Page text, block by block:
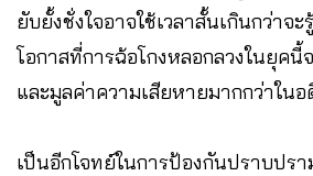
ยับยั้งชั่งใจอาจใช้เวลาสั้นเกินกว่าจ
โอกาสที่การฉ้อโกงหลอกลวงในยุค
และมูลค่าความเสียหายมากกว่าในอ
เป็นอีกโจทย์ในการป้องกันปราบปร